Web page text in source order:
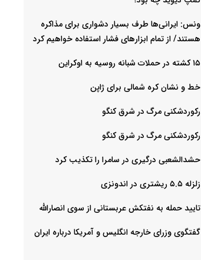
ونس: ایرانی‌ها طرف بسیار دشواری برای مذاکره
هستند/ از تمام ابزارهای فشار استفاده خواهیم کرد
۱۵ کشته در حملات شبانه روسیه به اوکراین
خط و نشان کره شمالی برای ژاپن
رکوردشکنی مرگ در شرق کنگو
رکوردشکنی مرگ در شرق کنگو
حشدالشعبی درگیری در سامرا را تکذیب کرد
زلزله ۵.۵ ریشتری در اندونزی
تایید حمله به نفتکش عربستانی از سوی انصارالله
گفتگوی وزرای خارجه انگلیس و آمریکا درباره ایران